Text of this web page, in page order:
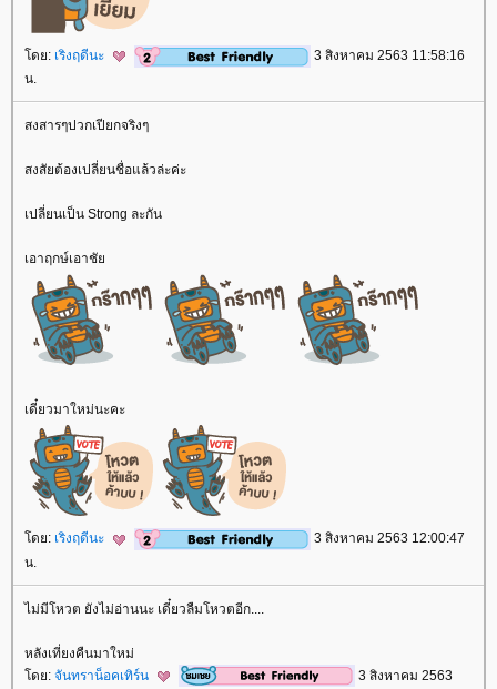
ดย: เริงฤดีนะ
3 สิงหาคม 2563 11:58:16
น.
สงสารๆปวกเปียกจริงๆ
สงสัยต้องเปลี่ยนชื่อแล้วล่ะค่ะ
เปลี่ยนเป็น Strong ละกัน
เอาฤกษ์เอาชั
เดี๋ยวมาใหม่นะคะ
ดย: เริงฤดีนะ
3 สิงหาคม 2563 12:00:47
น.
ไม่มีโหวต ยังไม่อ่านนะ เดี๋ยวลืมโหวตอีก....
หลังเที่ยงคืนมาใหม่
ดย: จันทราน็อคเทิร์น
3 สิงหาคม 2563